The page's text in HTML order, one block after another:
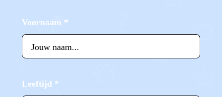
Voornaam *
Leeftijd *